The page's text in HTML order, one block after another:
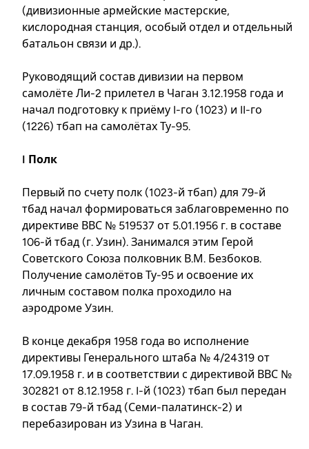
(дивизионные армейские мастерские,
кислородная станция, особый отдел и отдельный
батальон связи и др.).
Руководящий состав дивизии на первом
самолёте Ли-2 прилетел в Чаган 3.12.1958 года и
начал подготовку к приёму I-го (1023) и II-го
(1226) тбап на самолётах Ту-95.
I Полк
Первый по счету полк (1023-й тбап) для 79-й
тбад начал формироваться заблаговременно по
директиве ВВС № 519537 от 5.01.1956 г. в составе
106-й тбад (г. Узин). Занимался этим Герой
Советского Союза полковник В.М. Безбоков.
Получение самолётов Ту-95 и освоение их
личным составом полка проходило на
аэродроме Узин.
В конце декабря 1958 года во исполнение
директивы Генерального штаба № 4/24319 от
17.09.1958 г. и в соответствии с директивой ВВС №
302821 от 8.12.1958 г. I-й (1023) тбап был передан
в состав 79-й тбад (Семи-палатинск-2) и
перебазирован из Узина в Чаган.